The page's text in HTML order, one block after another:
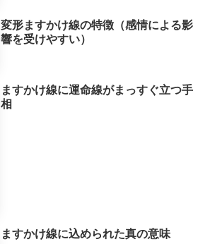
変形ますかけ線の特徴（感情による影
響を受けやすい）
ますかけ線に運命線がまっすぐ立つ手
相
ますかけ線に込められた真の意味